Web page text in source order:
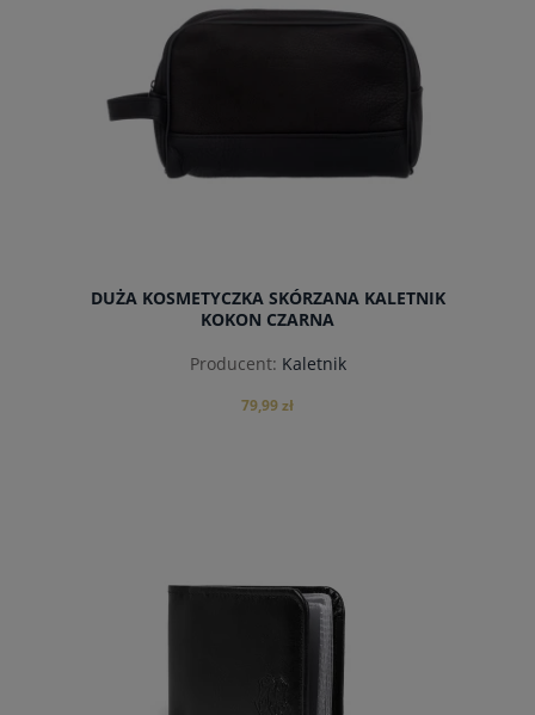
DUŻA KOSMETYCZKA SKÓRZANA KALETNIK
KOKON CZARNA
Producent: Kaletnik
79,99 zł